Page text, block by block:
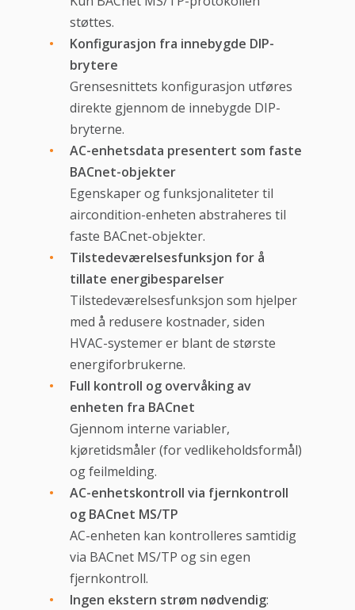
støttes.
Konfigurasjon fra innebygde DIP-
brytere
Grensesnittets konfigurasjon utføres
direkte gjennom de innebygde DIP-
bryterne.
AC-enhetsdata presentert som faste
BACnet-objekter
Egenskaper og funksjonaliteter til
aircondition-enheten abstraheres til
faste BACnet-objekter.
Tilstedeværelsesfunksjon for å
tillate energibesparelser
Tilstedeværelsesfunksjon som hjelper
med å redusere kostnader, siden
HVAC-systemer er blant de største
energiforbrukerne.
Full kontroll og overvåking av
enheten fra BACnet
Gjennom interne variabler,
kjøretidsmåler (for vedlikeholdsformål)
og feilmelding.
AC-enhetskontroll via fjernkontroll
og BACnet MS/TP
AC-enheten kan kontrolleres samtidig
via BACnet MS/TP og sin egen
fjernkontroll.
Ingen ekstern strøm nødvendig: